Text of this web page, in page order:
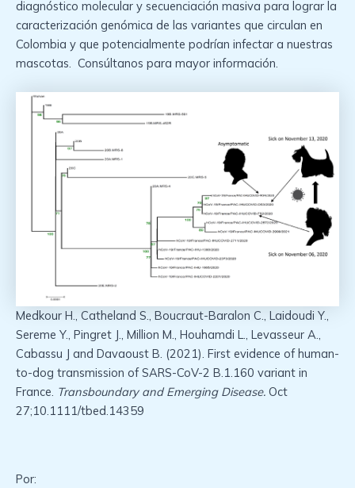
diagnóstico molecular y secuenciación masiva para lograr la
caracterización genómica de las variantes que circulan en
Colombia y que potencialmente podrían infectar a nuestras
mascotas. Consúltanos para mayor información.
Medkour H., Catheland S., Boucraut-Baralon C., Laidoudi Y.,
Sereme Y., Pingret J., Million M., Houhamdi L., Levasseur A.,
Cabassu J and Davaoust B. (2021). First evidence of human-
to-dog transmission of SARS-CoV-2 B.1.160 variant in
France. Transboundary and Emerging Disease. Oct
27;10.1111/tbed.14359
Por: